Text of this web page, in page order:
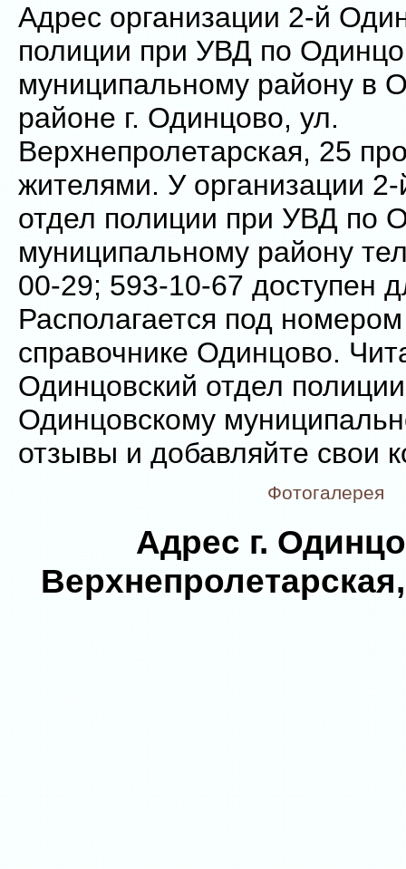
Адрес организации 2-й
полиции при УВД по
муниципальному району в
районе г. Одинцово, ул.
Верхнепролетарская, 25
жителями. У организации
отдел полиции при УВД по
муниципальному району
00-29; 593-10-67 доступен
Располагается под
справочнике Одинцово.
Одинцовский отдел
Одинцовскому
отзывы и добавляйте свои
Фотогалерея
Адрес г.